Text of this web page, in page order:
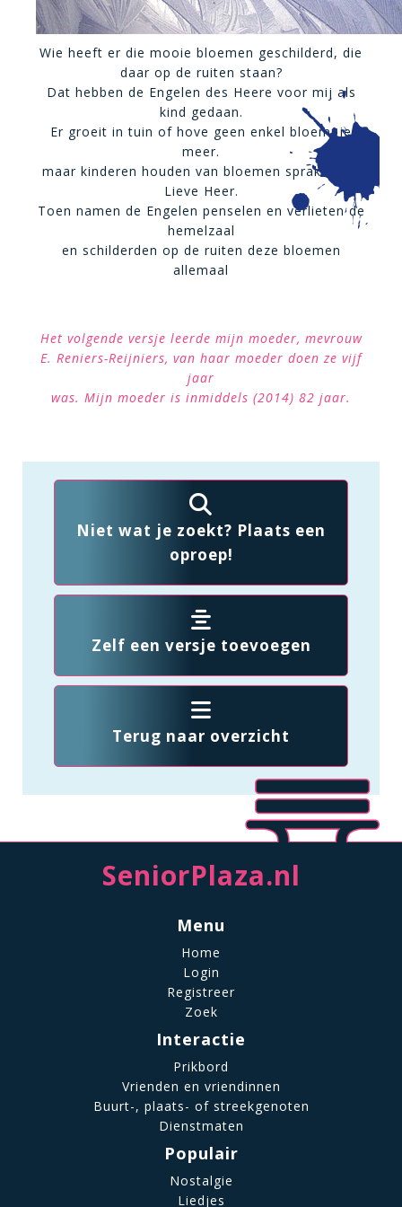
Wie heeft er die mooie bloemen geschilderd, die
daar op de ruiten staan?
Dat hebben de Engelen des Heere voor mij als
kind gedaan.
Er groeit in tuin of hove geen enkel bloempje
meer.
maar kinderen houden van bloemen sprak Onze
Lieve Heer.
Toen namen de Engelen penselen en verlieten de
hemelzaal
en schilderden op de ruiten deze bloemen
allemaal
Het volgende versje leerde mijn moeder, mevrouw
E. Reniers-Reijniers, van haar moeder doen ze vijf
jaar
was. Mijn moeder is inmiddels (2014) 82 jaar.
Niet wat je zoekt? Plaats een
oproep!
Zelf een versje toevoegen
Terug naar overzicht
SeniorPlaza.nl
Menu
Home
Login
Registreer
Zoek
Interactie
Prikbord
Vrienden en vriendinnen
Buurt-, plaats- of streekgenoten
Dienstmaten
Populair
Nostalgie
Liedjes